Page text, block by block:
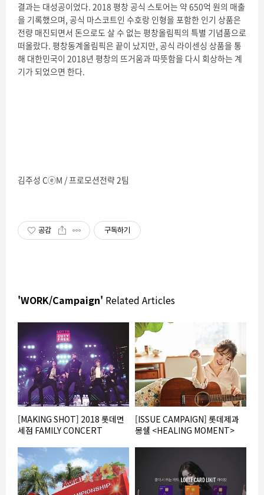
결과는 대성공이었다. 2018 평창 공식 스토어는 약 650억 원의 매출
을 기록했으며, 공식 마스코트인 수호랑 인형을 포함한 인기 상품은
전량 매진되면서 돈으로도 살 수 없는 평창올림픽의 특별 기념품으로
떠올랐다. 평창동계올림픽은 끝이 났지만, 공식 라이센싱 상품을 통
해 대한민국이 2018년 평창의 뜨거움과 따뜻함을 다시 회상하는 계
기가 되었으면 한다.
김주성 CⓔM / 프로모션전략 2팀
공감 구독하기
'WORK/Campaign' Related Articles
[MAKING SHOT] 2018 롯데면
세점 FAMILY CONCERT
[ISSUE CAMPAIGN] 롯데제과
몽쉘 <HEALING MOMENT>